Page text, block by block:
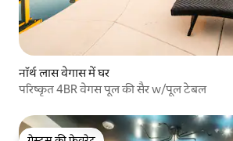
नॉर्थ लास वेगास में घर
परिष्कृत 4BR वेगस पूल की सैर w/पूल टेबल